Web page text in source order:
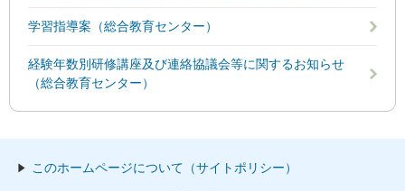
学習指導案（総合教育センター）
経験年数別研修講座及び連絡協議会等に関するお知らせ
（総合教育センター）
このホームページについて（サイトポリシー）